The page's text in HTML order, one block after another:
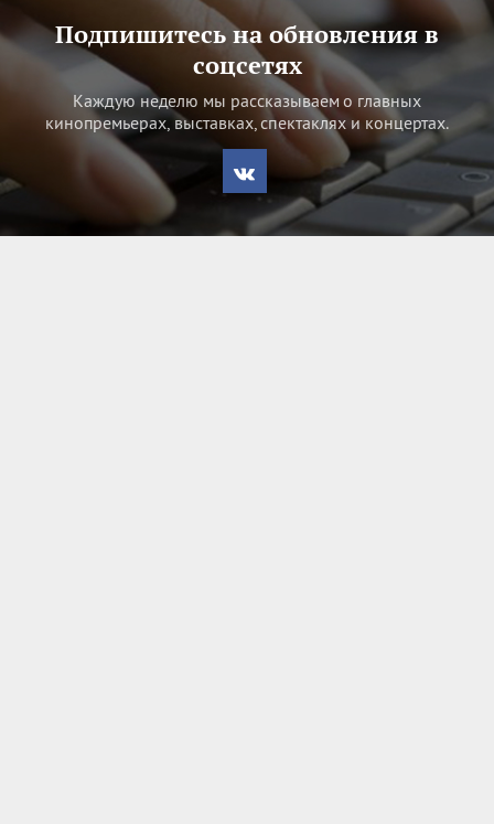
Подпишитесь на обновления в
соцсетях
Каждую неделю мы рассказываем о главных
кинопремьерах, выставках, спектаклях и концертах.